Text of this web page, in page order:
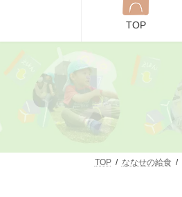
TOP
TOP ななせの給食